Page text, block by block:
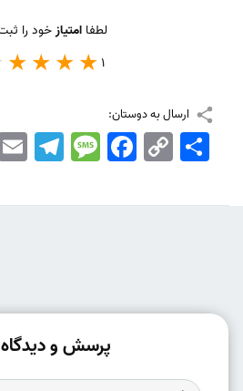
لطفاامتیازخود را
1
ارسال به دوستان:
EmailTelegramMessageFacebook Copy
Link
اشتراک
پرسش و